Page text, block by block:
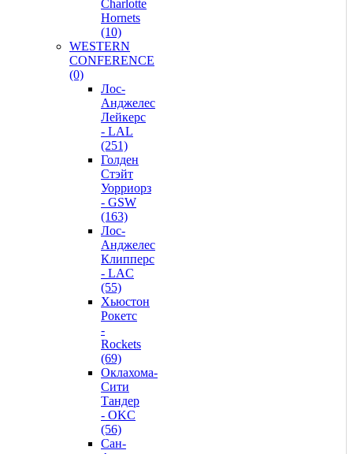
Charlotte
Hornets
(10)
WESTERN
CONFERENCE
(0)
Лос-
Анджелес
Лейкерс
- LAL
(251)
Голден
Стэйт
Уорриорз
- GSW
(163)
Лос-
Анджелес
Клипперс
- LAC
(55)
Хьюстон
Рокетс
-
Rockets
(69)
Оклахома-
Сити
Тандер
- OKC
(56)
Сан-